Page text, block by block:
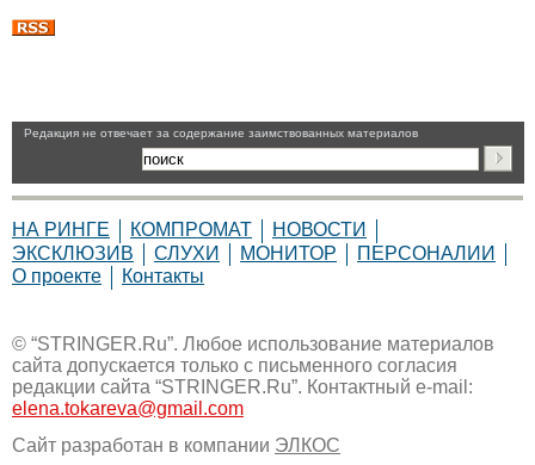
Pедакция не отвечает за содержание заимствованных материалов
НА РИНГЕ КОМПРОМАТ
НОВОСТИ
ЭКСКЛЮЗИВ
СЛУХИ МОНИТОР
ПЕРСОНАЛИИ
О проекте
Контакты
© “STRINGER.Ru”. Любое использование материалов
сайта допускается только с письменного согласия
редакции сайта “STRINGER.Ru”. Контактный e-mail:
elena.tokareva@gmail.com
Сайт разработан в компании ЭЛКОС